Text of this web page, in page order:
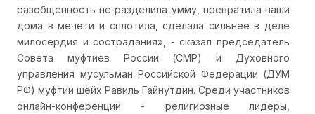
разобщенность не разделила умму, превратила наши
дома в мечети и сплотила, сделала сильнее в деле
милосердия и сострадания», - сказал председатель
Совета муфтиев России (СМР) и Духовного
управления мусульман Российской Федерации (ДУМ
РФ) муфтий шейх Равиль Гайнутдин. Среди участников
онлайн-конференции - религиозные лидеры,